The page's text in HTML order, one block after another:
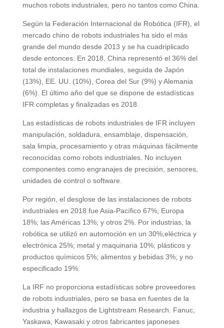
muchos robots industriales, pero no tantos como China.
Según la Federación Internacional de Robótica (IFR), el
mercado chino de robots industriales ha sido el más
grande del mundo desde 2013 y se ha cuadriplicado
desde entonces. En 2018, China representó el 36% del
total de instalaciones mundiales, seguida de Japón
(13%), EE. UU. (10%), Corea del Sur (9%) y Alemania
(6%). El último año del que se dispone de estadísticas
IFR completas y finalizadas es 2018.
Las estadísticas de robots industriales de IFR incluyen
manipulación, soldadura, ensamblaje, dispensación,
sala limpia, procesamiento y otras máquinas fácilmente
reconocidas como robots industriales. No incluyen
componentes como engranajes de precisión, sensores,
unidades de control o software.
Por región, el desglose de las instalaciones de robots
industriales en 2018 fue Asia-Pacífico 67%; Europa
18%; las Américas 13%; y otros 2%. Por industrias, la
robótica se utilizó en automoción en un 30%;eléctrica y
electrónica 25%; metal y maquinaria 10%; plásticos y
productos químicos 5%; alimentos y bebidas 3%; y no
especificado 19%.
La IRF no proporciona estadísticas sobre proveedores
de robots industriales, pero se basa en fuentes de la
industria y hallazgos de Lightstream Research. Fanuc,
Yaskawa, Kawasaki y otros fabricantes japoneses